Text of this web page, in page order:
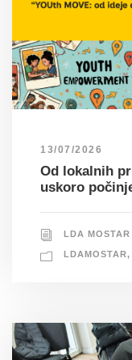
13/07/2026
Od lokalnih
uskoro
LDA
LDAMOSTAR,